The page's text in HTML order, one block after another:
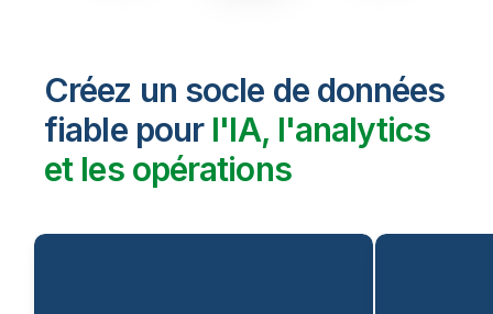
Créez un socle de données
fiable pour l'IA, l'analytics
et les opérations